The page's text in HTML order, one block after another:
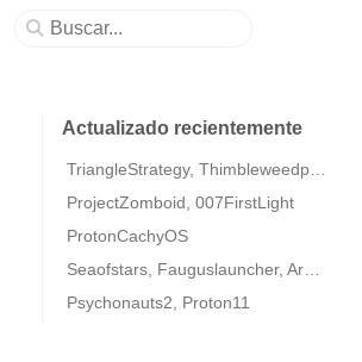
Actualizado recientemente
ProjectZomboid, 007FirstLight
ProtonCachyOS
Psychonauts2, Proton11